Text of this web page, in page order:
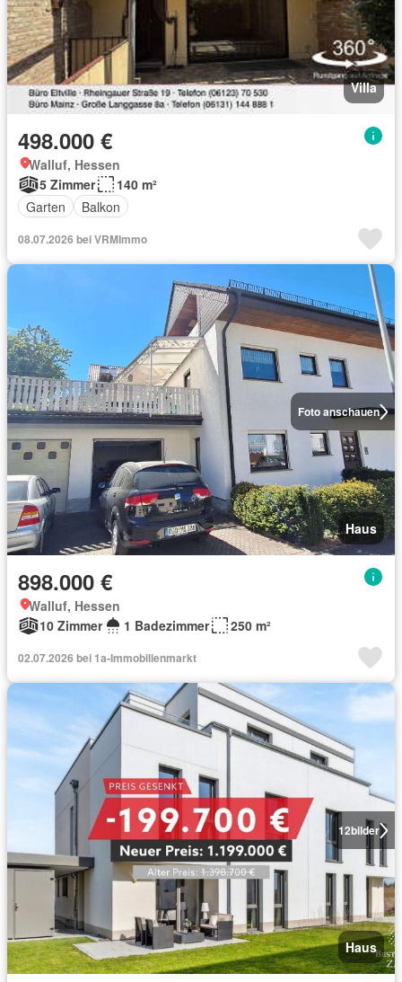
Villa
498.000 €
Walluf, Hessen
5 Zimmer
140 m²
Garten
Balkon
08.07.2026 bei VRMImmo
Foto anschauen
Haus
898.000 €
Walluf, Hessen
10 Zimmer
1 Badezimmer 250 m²
02.07.2026 bei 1a-Immobilienmarkt
12bilder
Haus